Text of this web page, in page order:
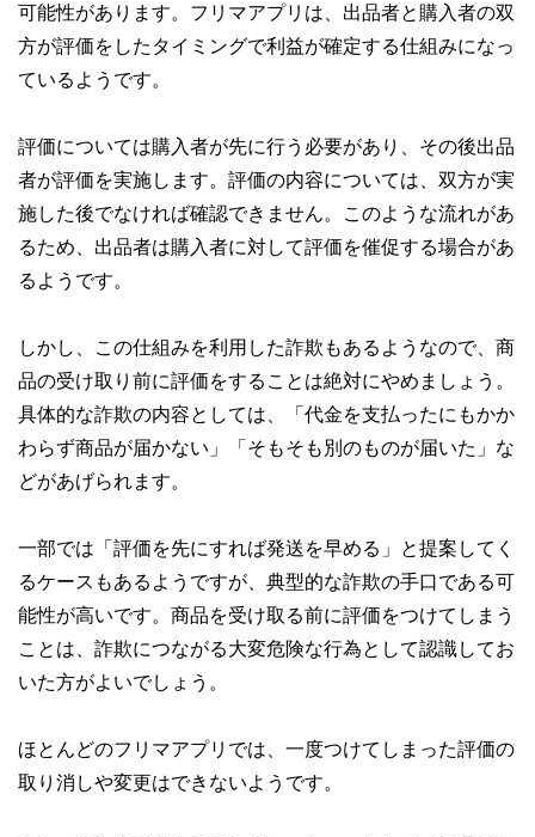
可能性があります。フリマアプリは、出品者と購入者の双
方が評価をしたタイミングで利益が確定する仕組みになっ
ているようです。
評価については購入者が先に行う必要があり、その後出品
者が評価を実施します。評価の内容については、双方が実
施した後でなければ確認できません。このような流れがあ
るため、出品者は購入者に対して評価を催促する場合があ
るようです。
しかし、この仕組みを利用した詐欺もあるようなので、商
品の受け取り前に評価をすることは絶対にやめましょう。
具体的な詐欺の内容としては、「代金を支払ったにもかか
わらず商品が届かない」「そもそも別のものが届いた」な
どがあげられます。
一部では「評価を先にすれば発送を早める」と提案してく
るケースもあるようですが、典型的な詐欺の手口である可
能性が高いです。商品を受け取る前に評価をつけてしまう
ことは、詐欺につながる大変危険な行為として認識してお
いた方がよいでしょう。
ほとんどのフリマアプリでは、一度つけてしまった評価の
取り消しや変更はできないようです。